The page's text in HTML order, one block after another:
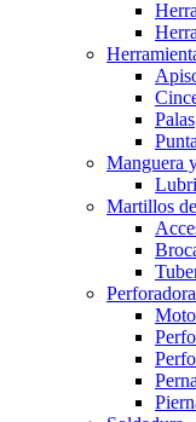
Palas
Punta
Manguera
Martillos